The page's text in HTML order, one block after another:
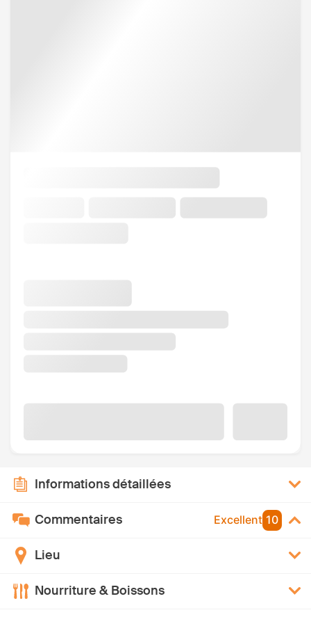
Informations détaillées
Commentaires Excellent 10
Lieu
Nourriture & Boissons